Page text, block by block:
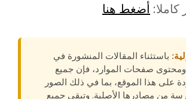
كاملا: أضغط هنا
باستثناء المقالات المنشورة في
صفحات الموارد، فإن جميع
على هذا الموقع، بما في ذلك الصور
من مصادرها الأصلية. وتبقى جميع